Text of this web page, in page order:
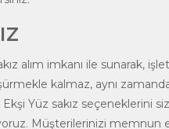
alım imkanı ile sunarak,
kalmaz, aynı
Yüz sakız seçeneklerini
Müşterilerinizi